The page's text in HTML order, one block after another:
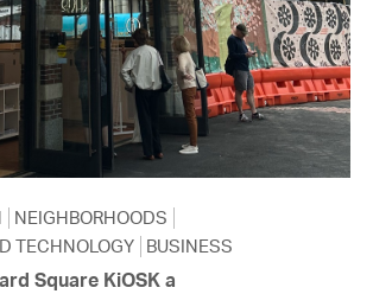
NEIGHBORHOODS
TECHNOLOGY BUSINESS
Square KiOSK a